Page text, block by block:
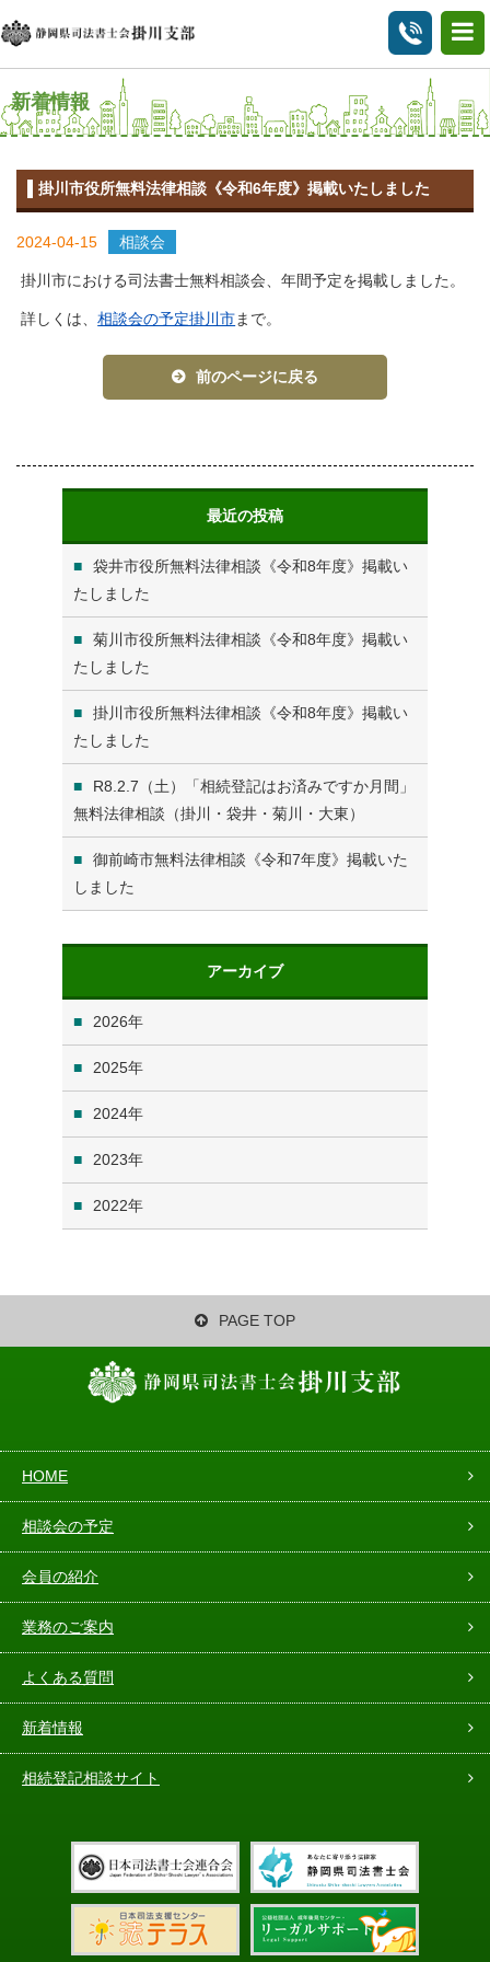
新着情報
掛川市役所無料法律相談《令和6年度》掲載いたしました
2024-04-15 相談会
掛川市における司法書士無料相談会、年間予定を掲載しました。
詳しくは、相談会の予定掛川市まで。
前のページに戻る
最近の投稿
袋井市役所無料法律相談《令和8年度》掲載い
たしました
菊川市役所無料法律相談《令和8年度》掲載い
たしました
掛川市役所無料法律相談《令和8年度》掲載い
たしました
R8.2.7（土）「相続登記はお済みですか月間」
無料法律相談（掛川・袋井・菊川・大東）
御前崎市無料法律相談《令和7年度》掲載いた
しました
アーカイブ
2026
2025
2024
2023
2022
PAGE TOP
HOME
相談会の予定
会員の紹介
業務のご案内
よくある質問
新着情報
相続登記相談サイト